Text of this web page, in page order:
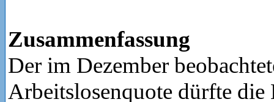
Zusammenfassung
Der im Dezember
Arbeitslosenquote dürfte die